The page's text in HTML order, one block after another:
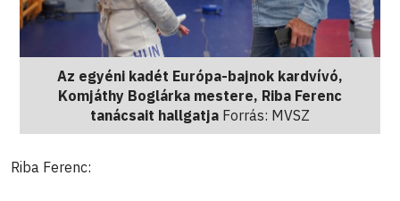
Az egyéni kadét Európa-bajnok kardvívó,
Komjáthy Boglárka mestere, Riba Ferenc
tanácsait hallgatja Forrás: MVSZ
Riba Ferenc: